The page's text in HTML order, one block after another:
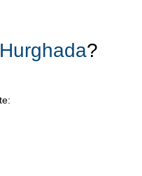
Hurghada?